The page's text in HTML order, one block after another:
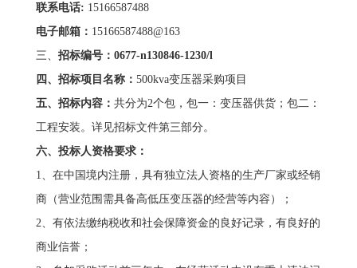
联系电话: 15166587488
电子邮箱： 15166587488@163
三、 招标编号： 0677-n130846-1230/l
四、招标项目名称： 500kva变压器采购项目
五、招标内容： 共分为2个包，包一：变压器供货；包二：
工程安装。详见招标文件第三部分。
六、投标人资格要求：
1、在中国境内注册，具有独立法人资格的生产厂家或经销
商（营业范围需具备高低压变压器的经营等内容）；
2、有依法缴纳税收和社会保障资金的良好记录，有良好的
商业信誉；